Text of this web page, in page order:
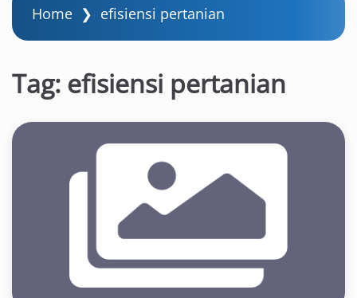
Home ❯ efisiensi pertanian
Tag: efisiensi pertanian